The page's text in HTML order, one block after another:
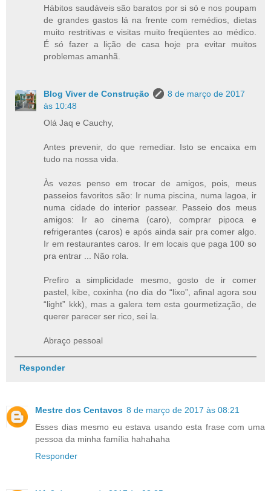
Hábitos saudáveis são baratos por si só e nos poupam
de grandes gastos lá na frente com remédios, dietas
muito restritivas e visitas muito freqüentes ao médico.
É só fazer a lição de casa hoje pra evitar muitos
problemas amanhã.
Blog Viver de Construção
8 de março de 2017
às 10:48
Olá Jaq e Cauchy,
Antes prevenir, do que remediar. Isto se encaixa em
tudo na nossa vida.
Às vezes penso em trocar de amigos, pois, meus
passeios favoritos são: Ir numa piscina, numa lagoa, ir
numa cidade do interior passear. Passeio dos meus
amigos: Ir ao cinema (caro), comprar pipoca e
refrigerantes (caros) e após ainda sair pra comer algo.
Ir em restaurantes caros. Ir em locais que paga 100 so
pra entrar ... Não rola.
Prefiro a simplicidade mesmo, gosto de ir comer
pastel, kibe, coxinha (no dia do “lixo”, afinal agora sou
“light” kkk), mas a galera tem esta gourmetização, de
querer parecer ser rico, sei la.
Abraço pessoal
Responder
Mestre dos Centavos 8 de março de 2017 às 08:21
Esses dias mesmo eu estava usando esta frase com uma
pessoa da minha família hahahaha
Responder